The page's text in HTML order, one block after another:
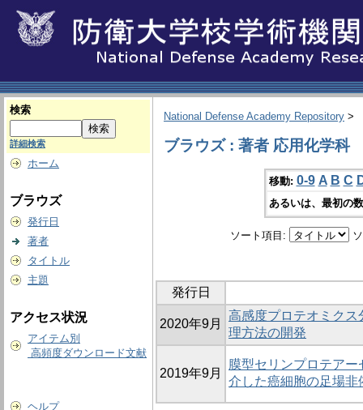
検索
詳細検索
ホーム
ブラウズ
発行日
著者
タイトル
主題
アクセス状況
アイテム別
高頻度ダウンロード文献
ヘルプ
National Defense Academy Repository >
ブラウズ : 著者 応用化学科
移動: 0-9 A B C
あるいは、最初の
ソート項目:
発行日
2020年9月
高感度プロテオミク
理方法の開発
2019年9月
膜型セリンプロテア
介した癌細胞の足場非